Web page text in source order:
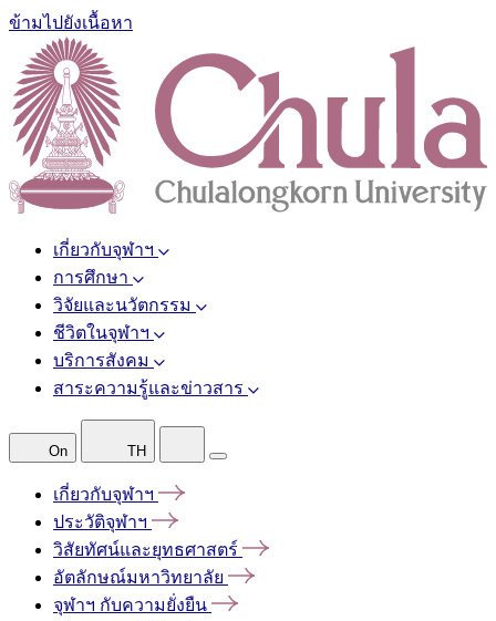
ข้ามไปยังเนื้อหา
เกี่ยวกับจุฬาฯ
การศึกษา
วิจัยและนวัตกรรม
ชีวิตในจุฬาฯ
บริการสังคม
สาระความรู้และข่าวสาร
On TH
เกี่ยวกับจุฬาฯ
ประวัติจุฬาฯ
วิสัยทัศน์และยุทธศาสตร์
อัตลักษณ์มหาวิทยาลัย
จุฬาฯ กับความยั่งยืน